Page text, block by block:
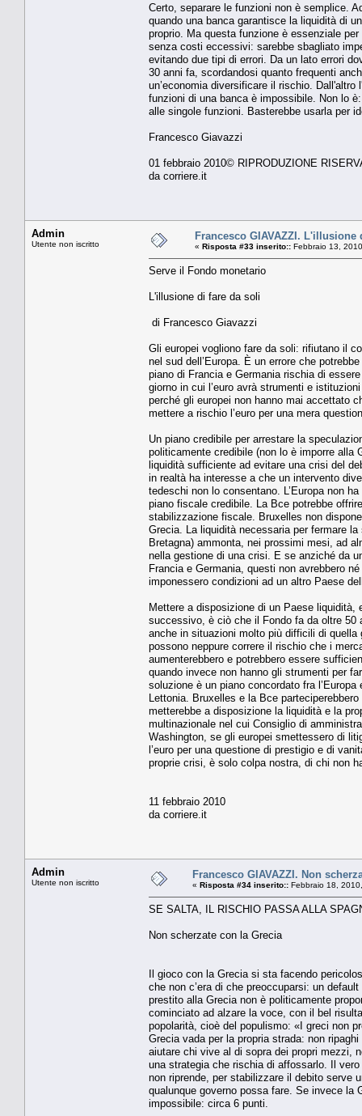
Certo, separare le funzioni non è semplice.
quando una banca garantisce la liquidità di
proprio. Ma questa funzione è essenziale
senza costi eccessivi: sarebbe sbagliato
evitando due tipi di errori. Da un lato errori
30 anni fa, scordandosi quanto frequenti
un’economia diversificare il rischio.
funzioni di una banca è impossibile. Non lo
alle singole funzioni. Basterebbe usarla per
Francesco Giavazzi
01 febbraio 2010© RIPRODUZIONE
da corriere.it
Admin
Utente non iscritto
Francesco GIAVAZZI. L'illusione
« Risposta #33 inserito:: Febbraio 13,
Serve il Fondo monetario
L'illusione di fare da soli
di Francesco Giavazzi
Gli europei vogliono fare da soli: rifiutano il
nel sud dell’Europa. È un errore che
piano di Francia e Germania rischia di
giorno in cui l’euro avrà strumenti e
perché gli europei non hanno mai accettato
mettere a rischio l’euro per una mera
Un piano credibile per arrestare la
politicamente credibile (non lo è imporre alla
liquidità sufficiente ad evitare una crisi del
in realtà ha interesse a che un intervento
tedeschi non lo consentano. L’Europa non
piano fiscale credibile. La Bce potrebbe
stabilizzazione fiscale. Bruxelles non
Grecia. La liquidità necessaria per fermare
Bretagna) ammonta, nei prossimi mesi, ad
nella gestione di una crisi. E se anziché da
Francia e Germania, questi non avrebbero
imponessero condizioni ad un altro Paese
Mettere a disposizione di un Paese liquidità,
successivo, è ciò che il Fondo fa da oltre 50
anche in situazioni molto più difficili di quella
possono neppure correre il rischio che i
aumenterebbero e potrebbero essere
quando invece non hanno gli strumenti per
soluzione è un piano concordato fra
Lettonia. Bruxelles e la Bce
metterebbe a disposizione la liquidità e la
multinazionale nel cui Consiglio di
Washington, se gli europei smettessero di
l’euro per una questione di prestigio e di
proprie crisi, è solo colpa nostra, di chi non
11 febbraio 2010
da corriere.it
Admin
Utente non iscritto
Francesco GIAVAZZI. Non
« Risposta #34 inserito:: Febbraio 18,
SE SALTA, IL RISCHIO PASSA ALLA
Non scherzate con la Grecia
Il gioco con la Grecia si sta facendo
che non c’era di che preoccuparsi: un
prestito alla Grecia non è politicamente
cominciato ad alzare la voce, con il bel
popolarità, cioè del populismo: «I greci non
Grecia vada per la propria strada: non
aiutare chi vive al di sopra dei propri mezzi,
una strategia che rischia di affossarlo. Il
non riprende, per stabilizzare il debito serve
qualunque governo possa fare. Se invece la
impossibile: circa 6 punti.